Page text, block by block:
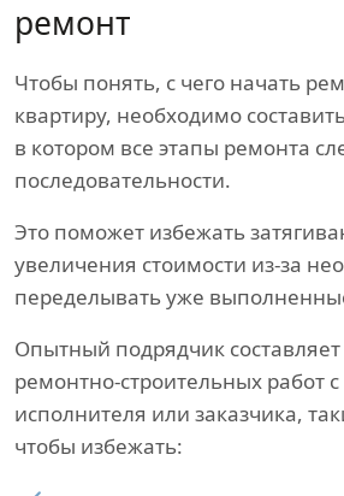
ремонт
Чтобы понять, с чего начать
квартиру, необходимо
в котором все этапы ремонта
последовательности.
Это поможет избежать
увеличения стоимости из-за
переделывать уже
Опытный подрядчик
ремонтно-строительных работ
исполнителя или заказчика,
чтобы избежать: